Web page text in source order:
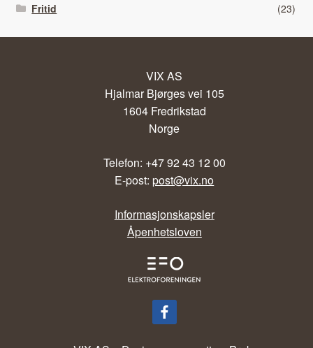
Fritid
(23)
VIX AS
Hjalmar Bjørges vei 105
1604 Fredrikstad
Norge
Telefon: +47 92 43 12 00
E-post:post@vix.no
Informasjonskapsler
Åpenhetsloven